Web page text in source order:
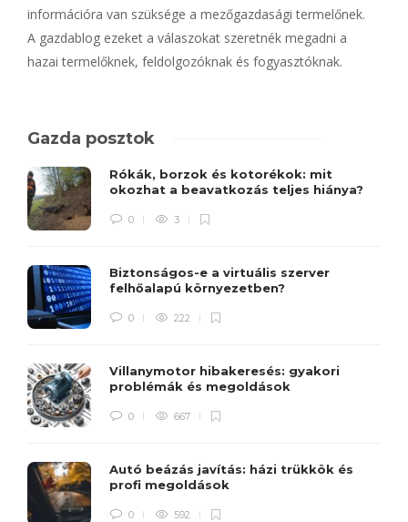
információra van szüksége a mezőgazdasági termelőnek.
A gazdablog ezeket a válaszokat szeretnék megadni a
hazai termelőknek, feldolgozóknak és fogyasztóknak.
Gazda posztok
Rókák, borzok és kotorékok: mit
okozhat a beavatkozás teljes hiánya?
0 3
Biztonságos-e a virtuális szerver
felhőalapú környezetben?
0 222
Villanymotor hibakeresés: gyakori
problémák és megoldások
0 667
Autó beázás javítás: házi trükkök és
profi megoldások
0 592